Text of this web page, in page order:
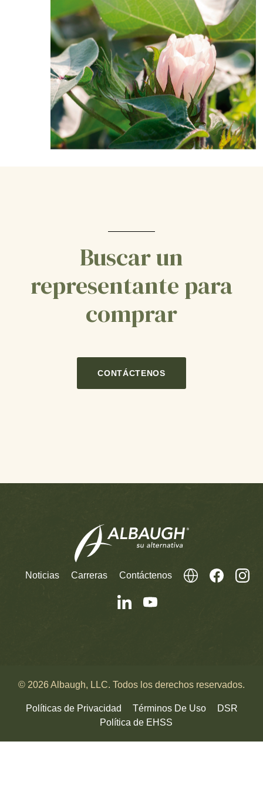
Buscar un
representante para
comprar
CONTÁCTENOS
Noticias Carreras Contáctenos
© 2026 Albaugh, LLC. Todos los derechos reservados.
Políticas de Privacidad Términos De Uso
DSR
Política de EHSS